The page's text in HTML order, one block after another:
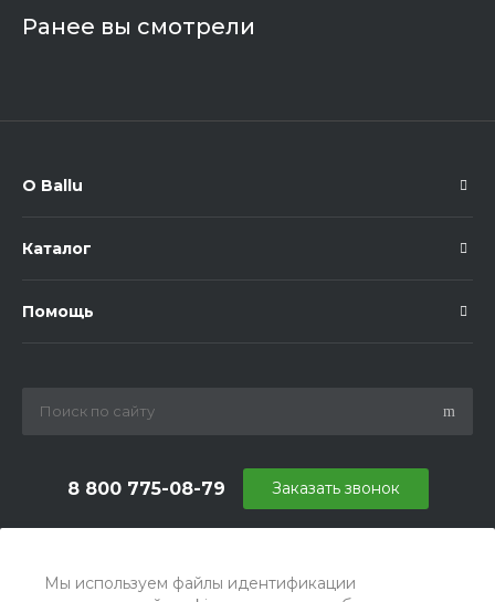
Мы используем файлы идентификации
Ранее вы смотрели
О Ballu
Каталог
Помощь
8 800 775-08-79
г. Москва, БЦ Вятский, ул. Вятская д.70, офис 715
Заказать звонок